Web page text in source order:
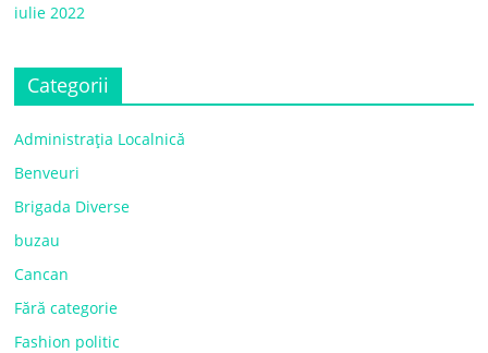
iulie 2022
Categorii
Administrația Localnică
Benveuri
Brigada Diverse
buzau
Cancan
Fără categorie
Fashion politic